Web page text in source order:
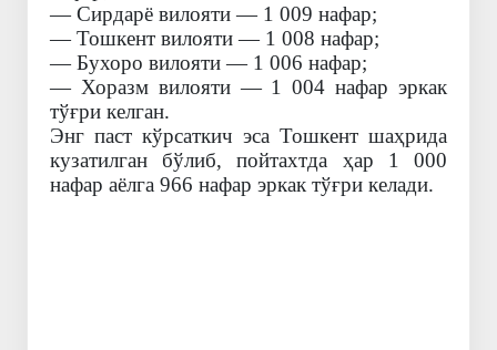
— Сирдарё вилояти — 1 009 нафар;
— Тошкент вилояти — 1 008 нафар;
— Бухоро вилояти — 1 006 нафар;
— Хоразм вилояти — 1 004 нафар эркак
тўғри келган.
Энг паст кўрсаткич эса Тошкент шаҳрида
кузатилган бўлиб, пойтахтда ҳар 1 000
нафар аёлга 966 нафар эркак тўғри келади.